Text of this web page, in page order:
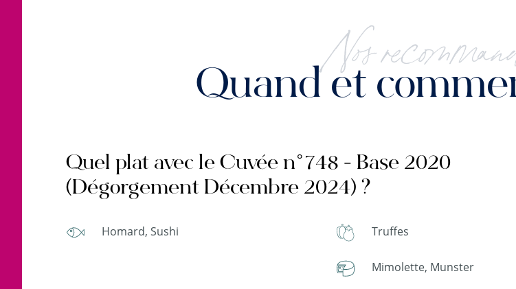
Nos
Quand et
Quel plat avec le Cuvée n°748 - Base 2020
(Dégorgement Décembre 2024) ?
Homard, Sushi Truffes
Mimolette, Munster